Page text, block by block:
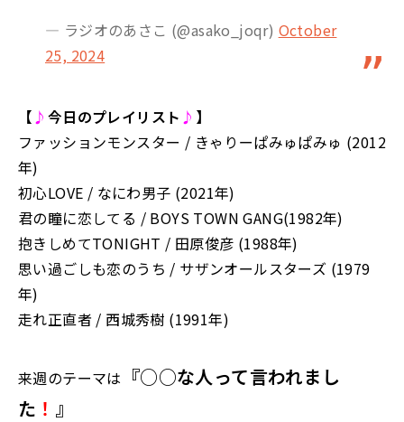
— ラジオのあさこ (@asako_joqr) October
25, 2024
【♪ 今日のプレイリスト ♪ 】
ファッションモンスター / きゃりーぱみゅぱみゅ (2012
年)
初心LOVE / なにわ男子 (2021年)
君の瞳に恋してる / BOYS TOWN GANG(1982年)
抱きしめてTONIGHT / 田原俊彦 (1988年)
思い過ごしも恋のうち / サザンオールスターズ (1979
年)
走れ正直者 / 西城秀樹 (1991年)
来週のテーマは 『○○な人って言われまし
た ！ 』